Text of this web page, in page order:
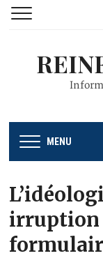
MENU
irruption